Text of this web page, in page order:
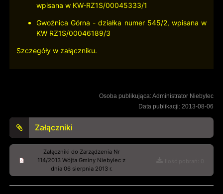
wpisana w KW-RZ1S/00045333/1
Gwoźnica Górna - działka numer 545/2, wpisana w
KW RZ1S/00046189/3
Szczegóły w załączniku.
Osoba publikująca: Administrator Niebylec
Data publikacji: 2013-08-06
Załączniki
Załączniki do Zarządzenia Nr
114/2013 Wójta Gminy Niebylec z
dnia 06 sierpnia 2013 r.